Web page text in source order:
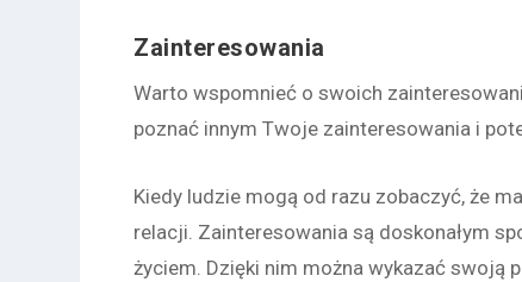
Zainteresowania
Warto wspomnieć o swoich
poznać innym Twoje zainteresowania i
Kiedy ludzie mogą od razu zobaczyć, że
relacji. Zainteresowania są doskonałym
życiem. Dzięki nim można wykazać swoją